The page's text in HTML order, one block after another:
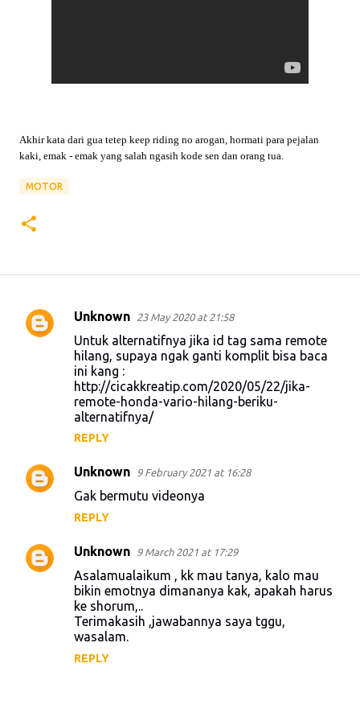
Akhir kata dari gua tetep keep riding no arogan, hormati para pejalan
kaki, emak - emak yang salah ngasih kode sen dan orang tua.
MOTOR
C
s
Unknown 23 May 2020 at 21:58
Untuk alternatifnya jika id tag sama remote
hilang, supaya ngak ganti komplit bisa baca
ini kang :
http://cicakkreatip.com/2020/05/22/jika-
remote-honda-vario-hilang-beriku-
alternatifnya/
REPLY
Unknown 9 February 2021 at 16:28
Gak bermutu videonya
REPLY
Unknown 9 March 2021 at 17:29
Asalamualaikum , kk mau tanya, kalo mau
bikin emotnya dimananya kak, apakah harus
ke shorum,..
Terimakasih ,jawabannya saya tggu,
wasalam.
REPLY